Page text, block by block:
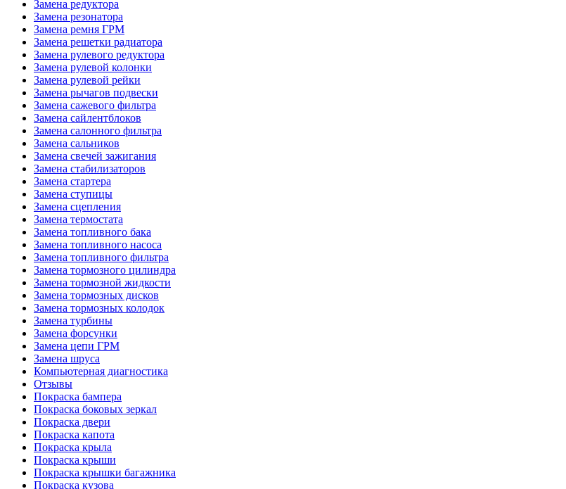
Замена редуктора
Замена резонатора
Замена ремня ГРМ
Замена решетки радиатора
Замена рулевого редуктора
Замена рулевой колонки
Замена рулевой рейки
Замена рычагов подвески
Замена сажевого фильтра
Замена сайлентблоков
Замена салонного фильтра
Замена сальников
Замена свечей зажигания
Замена стабилизаторов
Замена стартера
Замена ступицы
Замена сцепления
Замена термостата
Замена топливного бака
Замена топливного насоса
Замена топливного фильтра
Замена тормозного цилиндра
Замена тормозной жидкости
Замена тормозных дисков
Замена тормозных колодок
Замена турбины
Замена форсунки
Замена цепи ГРМ
Замена шруса
Компьютерная диагностика
Отзывы
Покраска бампера
Покраска боковых зеркал
Покраска двери
Покраска капота
Покраска крыла
Покраска крыши
Покраска крышки багажника
Покраска кузова